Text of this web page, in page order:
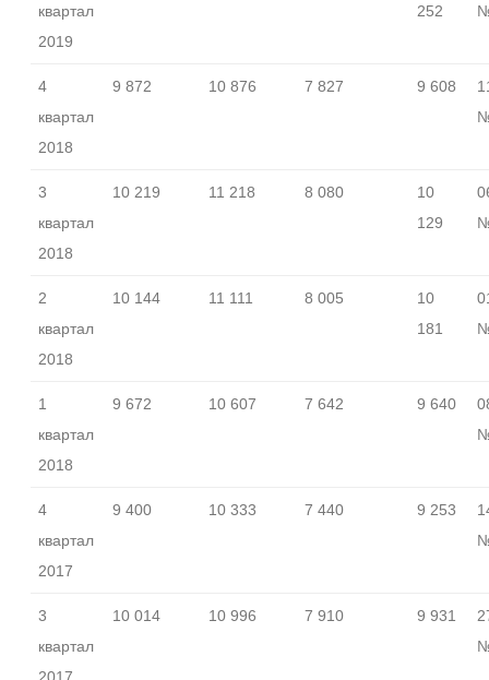
квартал
2019
252
4
квартал
2018
9 872 10 876 7 827 9 608
3
квартал
2018
10 219 11 218 8 080
10
129
2
квартал
2018
10 144 11 111 8 005
10
181
1
квартал
2018
9 672 10 607 7 642 9 640
4
квартал
2017
9 400 10 333 7 440 9 253
3
квартал
10 014 10 996 7 910 9 931